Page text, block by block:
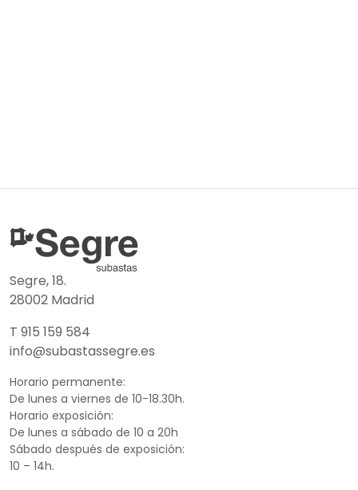
Segre, 18.
28002 Madrid
T 915 159 584
info@subastassegre.es
Horario permanente:
De lunes a viernes de 10-18.30h.
Horario exposición:
De lunes a sábado de 10 a 20h
Sábado después de exposición:
10 – 14h.